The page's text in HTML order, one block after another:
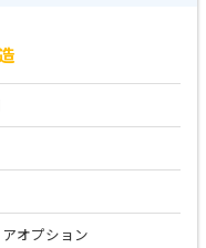
オプション